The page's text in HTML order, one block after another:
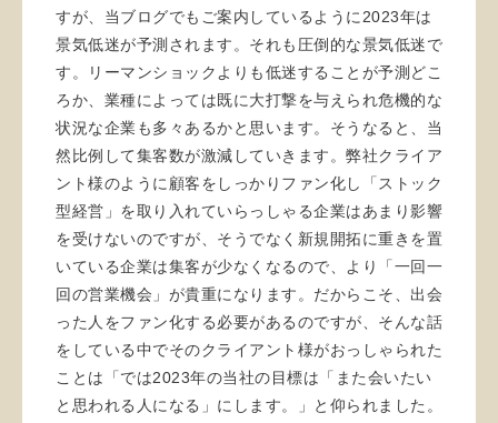
すが、当ブログでもご案内しているように2023年は
景気低迷が予測されます。それも圧倒的な景気低迷で
す。リーマンショックよりも低迷することが予測どこ
ろか、業種によっては既に大打撃を与えられ危機的な
状況な企業も多々あるかと思います。そうなると、当
然比例して集客数が激減していきます。弊社クライア
ント様のように顧客をしっかりファン化し「ストック
型経営」を取り入れていらっしゃる企業はあまり影響
を受けないのですが、そうでなく新規開拓に重きを置
いている企業は集客が少なくなるので、より「一回一
回の営業機会」が貴重になります。だからこそ、出会
った人をファン化する必要があるのですが、そんな話
をしている中でそのクライアント様がおっしゃられた
ことは「では2023年の当社の目標は「また会いたい
と思われる人になる」にします。」と仰られました。